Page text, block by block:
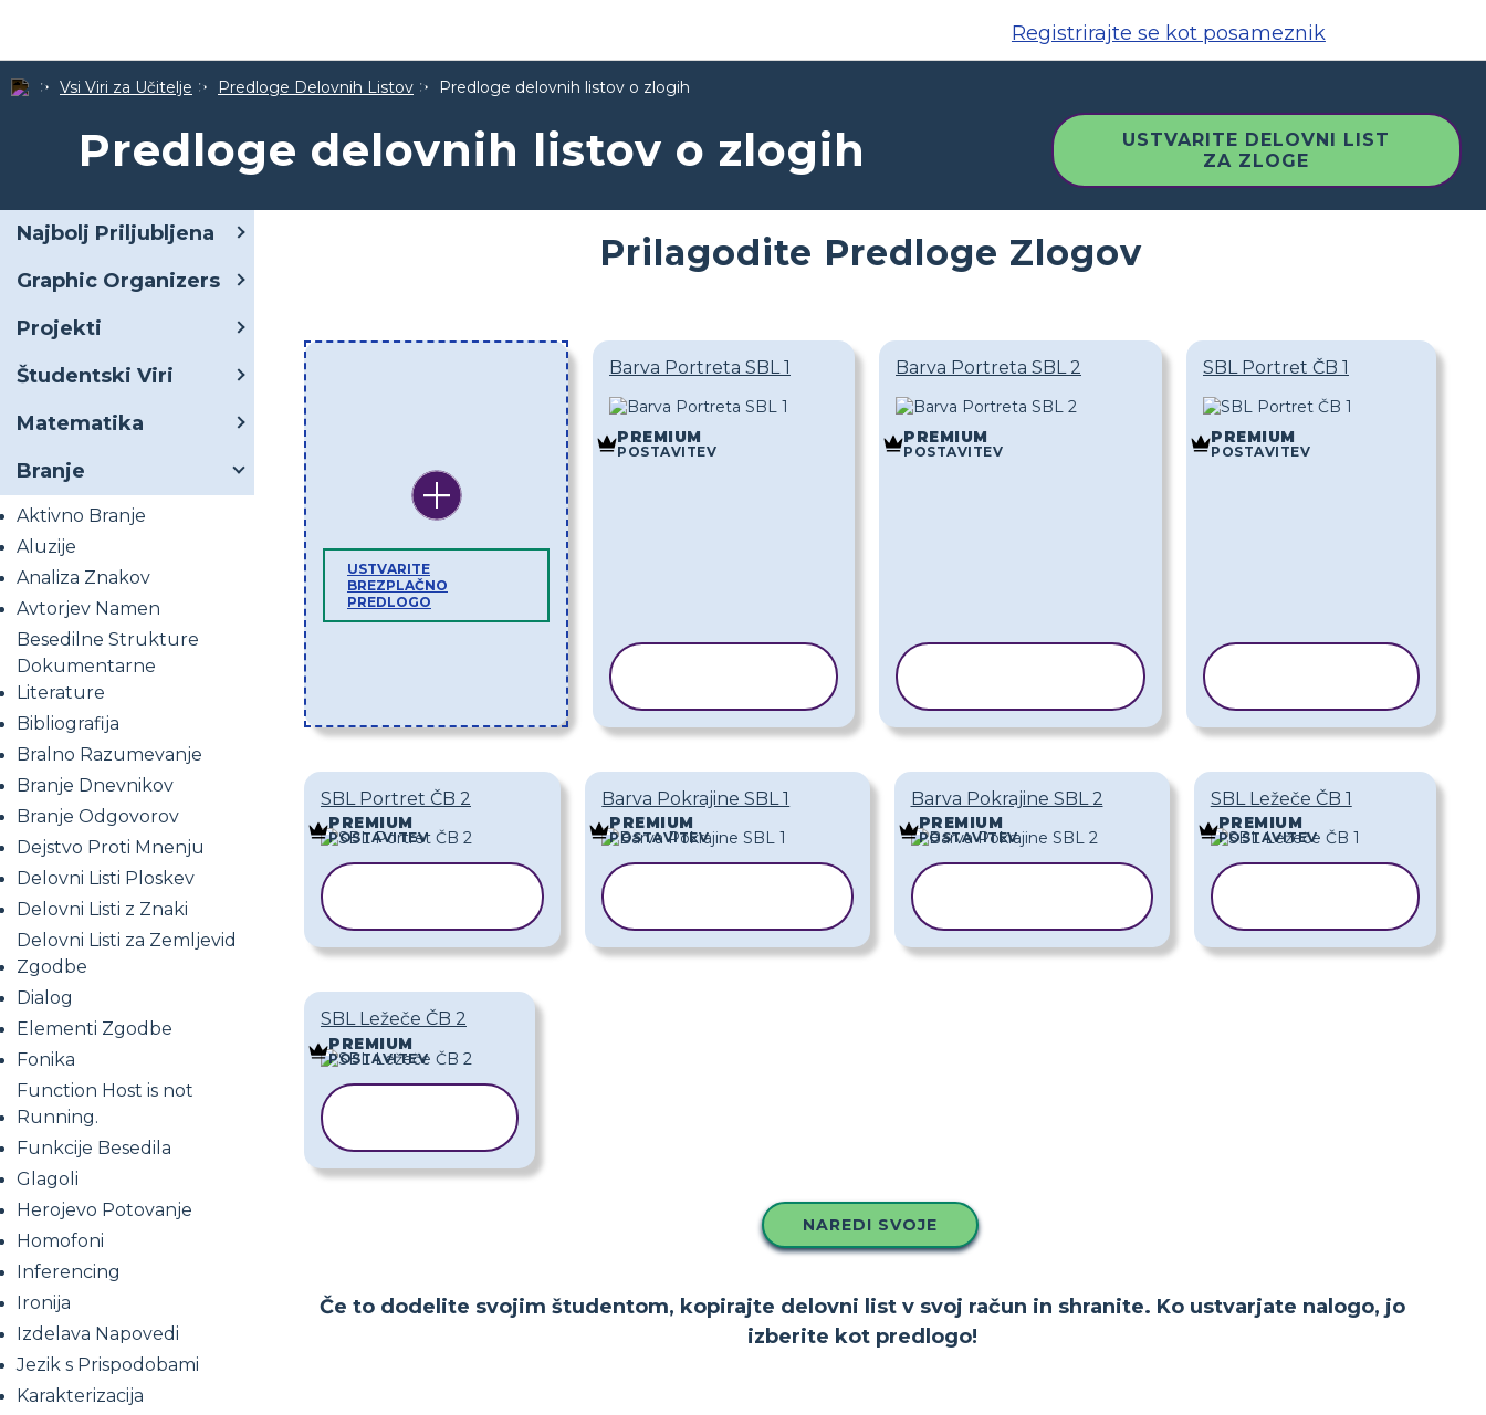
Registrirajte se kot posameznik
Vsi Viri za Učitelje Predloge Delovnih Listov Predloge delovnih listov o zlogih
Predloge delovnih listov o zlogih
USTVARITE DELOVNI LIST
ZA ZLOGE
Najbolj Priljubljena
Graphic Organizers
Projekti
Študentski Viri
Matematika
Branje
Aktivno Branje
Aluzije
Analiza Znakov
Avtorjev Namen
Besedilne Strukture
Dokumentarne
Literature
Bibliografija
Bralno Razumevanje
Branje Dnevnikov
Branje Odgovorov
Dejstvo Proti Mnenju
Delovni Listi Ploskev
Delovni Listi z Znaki
Delovni Listi za Zemljevid
Zgodbe
Dialog
Elementi Zgodbe
Fonika
Function Host is not
Running.
Funkcije Besedila
Glagoli
Herojevo Potovanje
Homofoni
Inferencing
Ironija
Izdelava Napovedi
Jezik s Prispodobami
Karakterizacija
Prilagodite Predloge Zlogov
USTVARITE
BREZPLAČNO
PREDLOGO
Barva Portreta SBL 1
PREMIUM
POSTAVITEV
Barva Portreta SBL 2
PREMIUM
POSTAVITEV
SBL Portret ČB 1
PREMIUM
POSTAVITEV
SBL Portret ČB 2
PREMIUM
POSTAVITEV
Barva Pokrajine SBL 1
PREMIUM
POSTAVITEV
Barva Pokrajine SBL 2
PREMIUM
POSTAVITEV
SBL Ležeče ČB 1
PREMIUM
POSTAVITEV
SBL Ležeče ČB 2
PREMIUM
POSTAVITEV
NAREDI SVOJE
Če to dodelite svojim študentom, kopirajte delovni list v svoj račun in shranite. Ko ustvarjate nalogo, jo
izberite kot predlogo!